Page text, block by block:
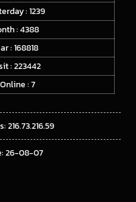
: 1239
: 4388
: 168818
: 223442
: 7
216.73.216.59
26-08-07